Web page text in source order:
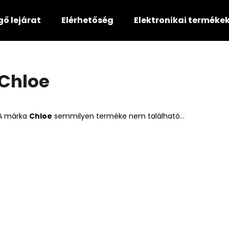
lejárat Elérhetőség Elektronikai
márka Chloe semmilyen terméke nem található...